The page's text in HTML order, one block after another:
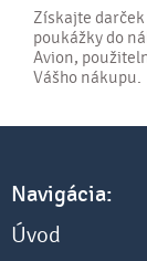
Získajte
poukážky do
Avion,
Vášho nákupu.
Navigácia:
Úvod